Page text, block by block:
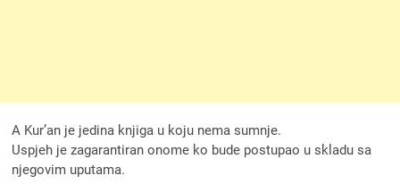
A Kur’an je jedina knjiga u koju nema sumnje.
Uspjeh je zagarantiran onome ko bude postupao u skladu sa
njegovim uputama.